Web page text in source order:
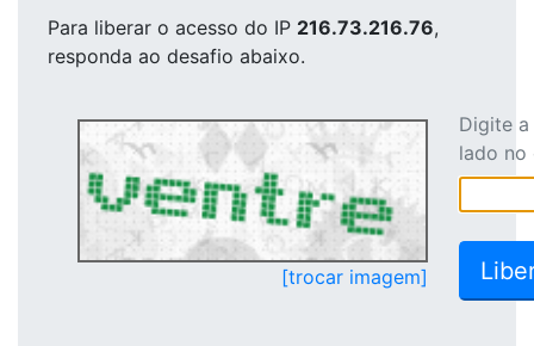
Para liberar o acesso do IP 216.73.216.76,
responda ao desafio abaixo.
[trocar imagem]
Digite
lado no